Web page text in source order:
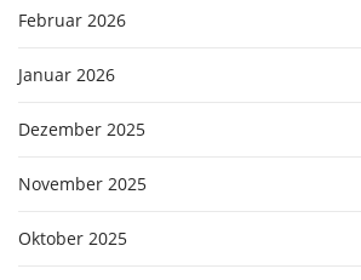
Februar 2026
Januar 2026
Dezember 2025
November 2025
Oktober 2025